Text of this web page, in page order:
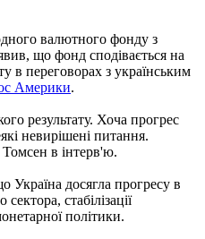
валютного фонду з
що фонд сподівається на
в переговорах з українським
Америки.
результату. Хоча прогрес
невирішені питання.
в інтерв'ю.
досягла прогресу в
стабілізації
політики.